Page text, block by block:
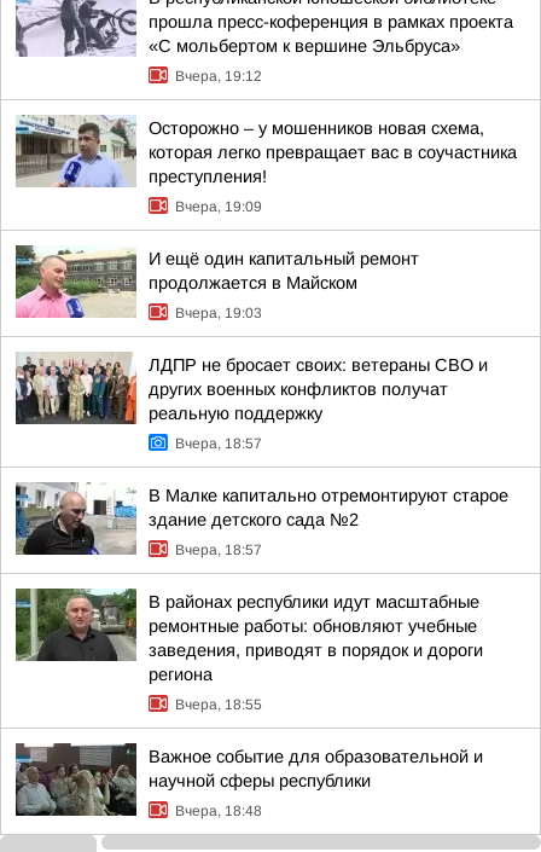
прошла пресс-коференция в рамках проекта
«С мольбертом к вершине Эльбруса»
Вчера, 19:12
Осторожно – у мошенников новая схема,
которая легко превращает вас в соучастника
преступления!
Вчера, 19:09
И ещё один капитальный ремонт
продолжается в Майском
Вчера, 19:03
ЛДПР не бросает своих: ветераны СВО и
других военных конфликтов получат
реальную поддержку
Вчера, 18:57
В Малке капитально отремонтируют старое
здание детского сада №2
Вчера, 18:57
В районах республики идут масштабные
ремонтные работы: обновляют учебные
заведения, приводят в порядок и дороги
региона
Вчера, 18:55
Важное событие для образовательной и
научной сферы республики
Вчера, 18:48